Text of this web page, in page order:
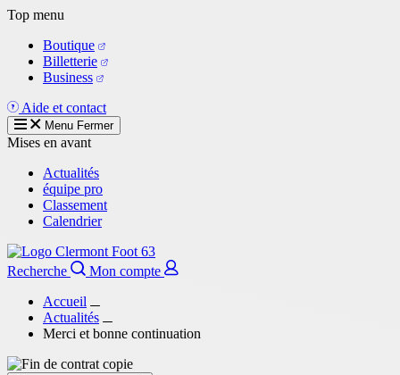
Aller
contenu
principal
Top menu
Boutique
Billetterie
Business
Aide et contact
Menu Fermer
Mises en avant
Actualités
équipe pro
Classement
Calendrier
Recherche
Mon compte
Accueil
Actualités
Merci et bonne continuation